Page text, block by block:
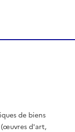
de biens
(œuvres d'art,